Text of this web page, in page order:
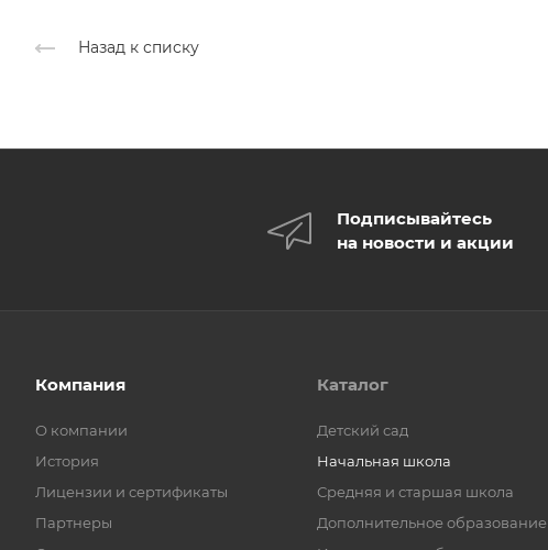
Назад к списку
Подписывайтесь
на новости и акции
Компания
О компании
История
Лицензии и сертификаты
Партнеры
Каталог
Детский сад
Начальная школа
Средняя и старшая школа
Дополнительное образование